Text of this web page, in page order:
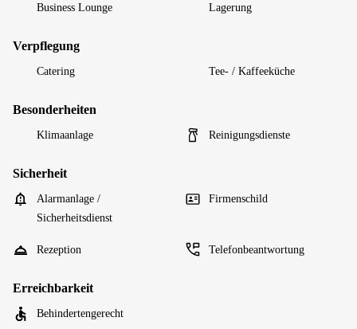
Business Lounge Lagerung
Verpflegung
Catering Tee- / Kaffeeküche
Besonderheiten
Klimaanlage Reinigungsdienste
Sicherheit
Alarmanlage /
Sicherheitsdienst
Firmenschild
Rezeption Telefonbeantwortung
Erreichbarkeit
Behindertengerecht